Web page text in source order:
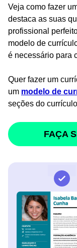
Veja como fazer
destaca as suas
profissional
modelo de
é necessário para
Quer fazer um
um modelo de
seções do
FAÇA